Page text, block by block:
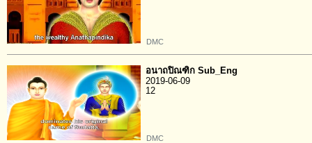
DMC
อนาถปิณฑิก Sub_Eng
2019-06-09
12
DMC